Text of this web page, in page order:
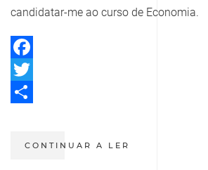
candidatar-me ao curso de Economia.
Facebook
Twitter
CONTINUAR A LER